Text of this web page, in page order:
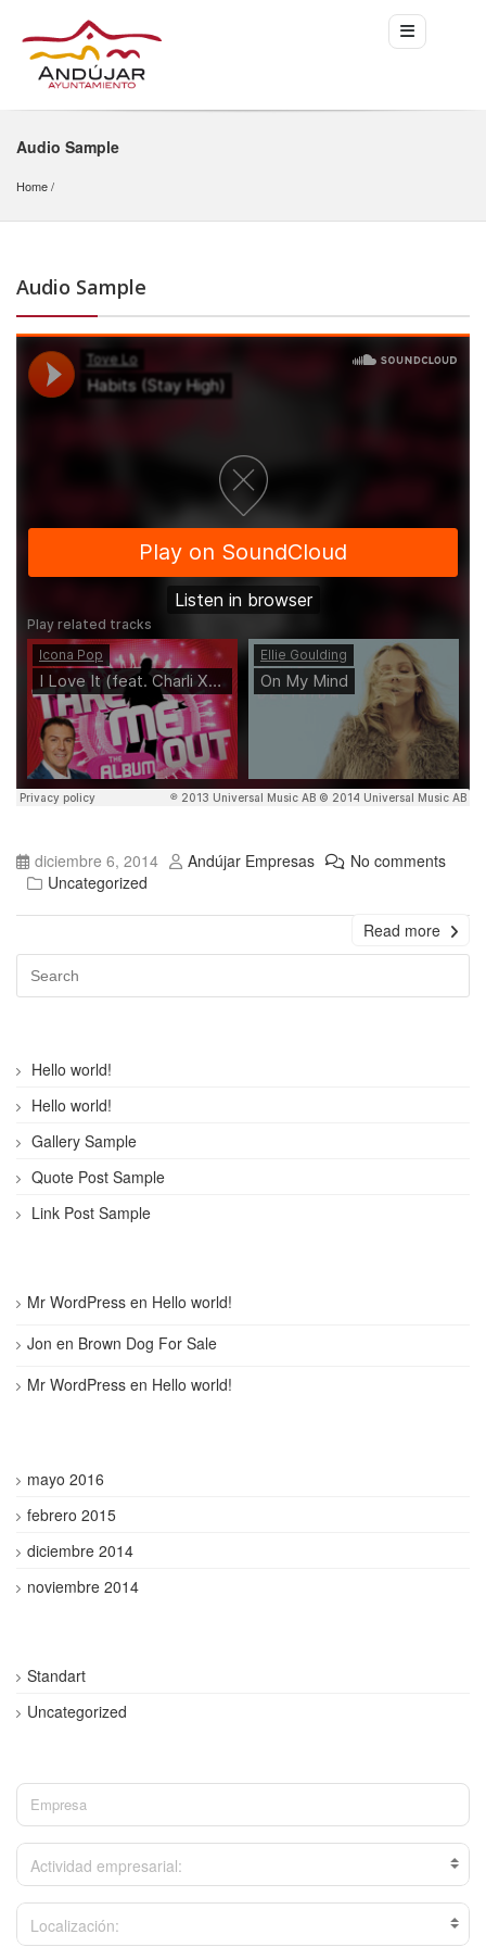
Audio Sample
Home
Audio Sample
diciembre 6, 2014 Andújar Empresas
No comments
Uncategorized
Read more
Hello world!
Hello world!
Gallery Sample
Quote Post Sample
Link Post Sample
Mr WordPress en Hello world!
Jon en Brown Dog For Sale
Mr WordPress en Hello world!
mayo 2016
febrero 2015
diciembre 2014
noviembre 2014
Standart
Uncategorized
Actividad empresarial:
Localización: